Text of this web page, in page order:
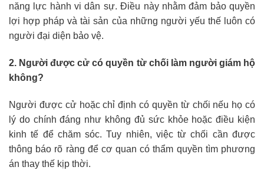
năng lực hành vi dân sự. Điều này nhằm đảm bảo quyền
lợi hợp pháp và tài sản của những người yếu thế luôn có
người đại diện bảo vệ.
2. Người được cử có quyền từ chối làm người giám hộ
không?
Người được cử hoặc chỉ định có quyền từ chối nếu họ có
lý do chính đáng như không đủ sức khỏe hoặc điều kiện
kinh tế để chăm sóc. Tuy nhiên, việc từ chối cần được
thông báo rõ ràng để cơ quan có thẩm quyền tìm phương
án thay thế kịp thời.